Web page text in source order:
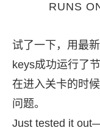
RUNS
试了一下，用最
keys成功运行了
在进入关卡的时
问题。
Just tested it